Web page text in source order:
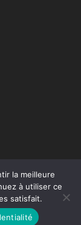
la meilleure
à utiliser ce
satisfait.